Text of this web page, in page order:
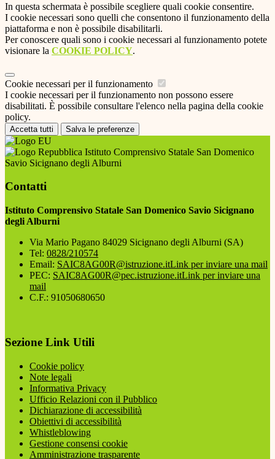
In questa schermata è possibile scegliere quali cookie consentire.
I cookie necessari sono quelli che consentono il funzionamento della
piattaforma e non è possibile disabilitarli.
Per conoscere quali sono i cookie necessari al funzionamento potete
visionare la COOKIE POLICY.
Cookie necessari per il funzionamento
I cookie necessari per il funzionamento non possono essere
disabilitati. È possibile consultare l'elenco nella pagina della cookie
policy.
Accetta tutti Salva le preferenze
Istituto Comprensivo Statale San Domenico
Savio Sicignano degli Alburni
Contatti
Istituto Comprensivo Statale San Domenico Savio Sicignano
degli Alburni
Via Mario Pagano 84029 Sicignano degli Alburni (SA)
Tel: 0828/210574
Email: SAIC8AG00R@istruzione.itLink per inviare una mail
PEC: SAIC8AG00R@pec.istruzione.itLink per inviare una
mail
C.F.: 91050680650
Sezione Link Utili
Cookie policy
Note legali
Informativa Privacy
Ufficio Relazioni con il Pubblico
Dichiarazione di accessibilità
Obiettivi di accessibilità
Whistleblowing
Gestione consensi cookie
Amministrazione trasparente